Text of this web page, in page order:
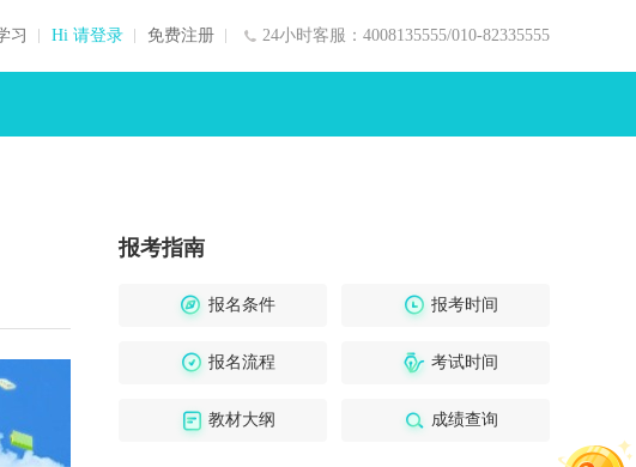
24小时客服：4008135555/010-82335555
习 Hi 请登录 免费注册
报考指南
报名条件 报考时间
报名流程 考试时间
教材大纲 成绩查询